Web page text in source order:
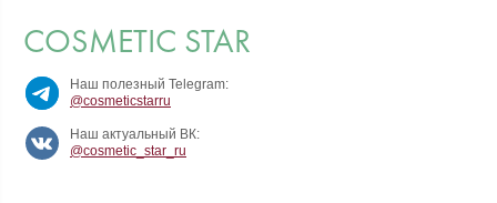
COSMETIC STAR
Наш полезный Telegram:
@cosmeticstarru
Наш актуальный ВК:
@cosmetic_star_ru